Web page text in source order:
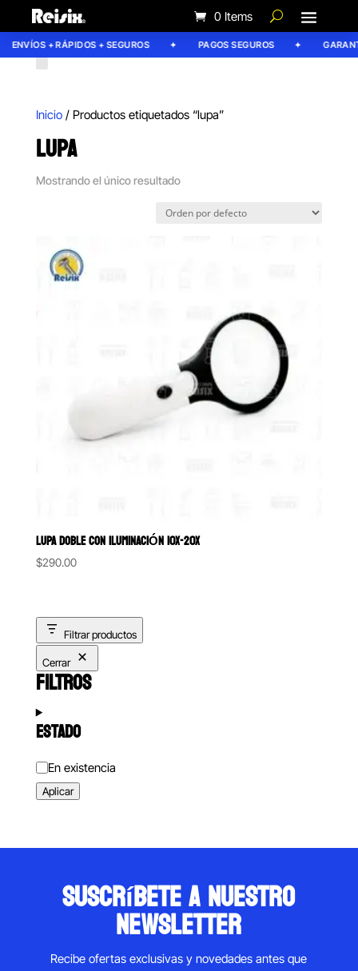
0 Items
ENVÍOS + RÁPIDOS + SEGUROS PAGOS SEGUROS
Inicio/ Productos etiquetados “lupa”
LUPA
Mostrando el único resultado
LUPA DOBLE CON ILUMINACIÓN 10X-20X
$290.00
Filtrar productos
Cerrar
FILTROS
ESTADO
Estado
En existencia
Aplicar
suscríbete a nuestro
newsletter
Recibe ofertas exclusivas y novedades antes que